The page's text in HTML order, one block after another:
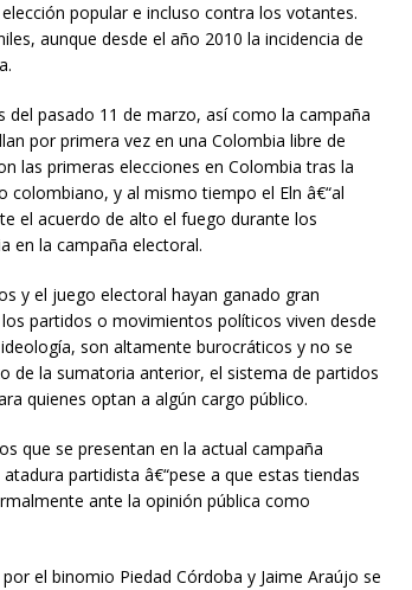
popular e incluso contra los votantes.
aunque desde el año 2010 la incidencia de
del pasado 11 de marzo, así como la campaña
por primera vez en una Colombia libre de
las primeras elecciones en Colombia tras la
colombiano, y al mismo tiempo el Eln â€“al
el acuerdo de alto el fuego durante los
en la campaña electoral.
y el juego electoral hayan ganado gran
partidos o movimientos políticos viven desde
son altamente burocráticos y no se
de la sumatoria anterior, el sistema de partidos
quienes optan a algún cargo público.
que se presentan en la actual campaña
partidista â€“pese a que estas tiendas
ante la opinión pública como
el binomio Piedad Córdoba y Jaime Araújo se